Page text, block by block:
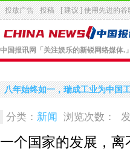
投放广告 投稿 [ 建议 ] 使用先进的谷
中国报讯网 「关注娱乐的新锐网络媒体.」
八年始终如一，瑞成工业为中国
分类： 新闻 浏览次数：
一个国家的发展，